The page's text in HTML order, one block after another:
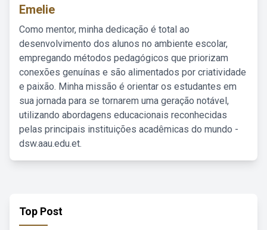
Emelie
Como mentor, minha dedicação é total ao
desenvolvimento dos alunos no ambiente escolar,
empregando métodos pedagógicos que priorizam
conexões genuínas e são alimentados por criatividade
e paixão. Minha missão é orientar os estudantes em
sua jornada para se tornarem uma geração notável,
utilizando abordagens educacionais reconhecidas
pelas principais instituições acadêmicas do mundo -
dsw.aau.edu.et.
Top Post